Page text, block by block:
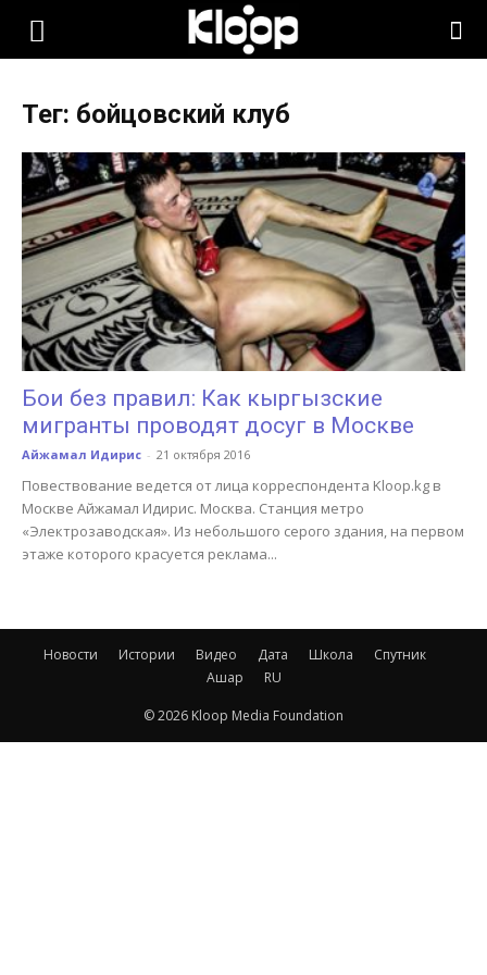
KLOOP.KG
Новости
Кыргызстана
Тег: бойцовский клуб
Бои без правил: Как кыргызские
мигранты проводят досуг в Москве
Айжамал Идирис - 21 октября 2016
Повествование ведется от лица корреспондента Kloop.kg в
Москве Айжамал Идирис. Москва. Станция метро
«Электрозаводская». Из небольшого серого здания, на первом
этаже которого красуется реклама...
Новости Истории Видео Дата Школа
Спутник
Ашар
RU
© 2026 Kloop Media Foundation